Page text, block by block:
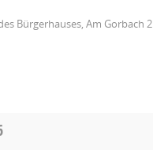
Bürgerhauses, Am Gorbach 2